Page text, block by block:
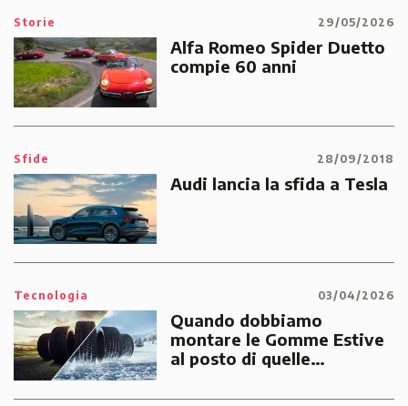
Storie 29/05/2026
Alfa Romeo Spider Duetto
compie 60 anni
Sfide 28/09/2018
Audi lancia la sfida a Tesla
Tecnologia 03/04/2026
Quando dobbiamo
montare le Gomme Estive
al posto di quelle